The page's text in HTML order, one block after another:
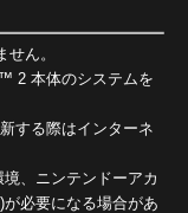
ん。
2 本体のシステムを
する際はインターネ
、ニンテンドーアカ
必要になる場合があ